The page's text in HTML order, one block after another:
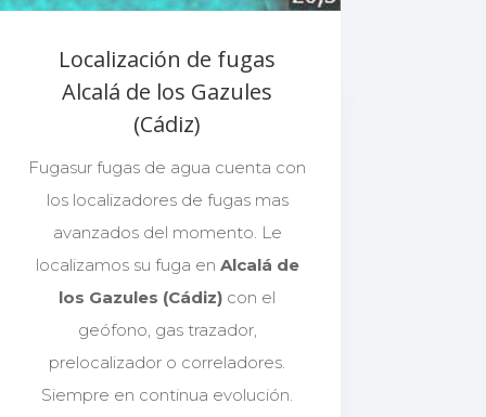
Localización de fugas
Alcalá de los Gazules
(Cádiz)
Fugasur fugas de agua cuenta con
los localizadores de fugas mas
avanzados del momento. Le
localizamos su fuga en Alcalá de
los Gazules (Cádiz) con el
geófono, gas trazador,
prelocalizador o correladores.
Siempre en continua evolución.